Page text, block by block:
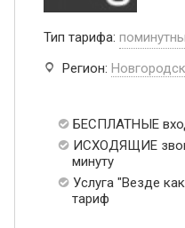
Тип тарифа:
Регион:
БЕСПЛАТНЫЕ
ИСХОДЯЩИЕ
минуту
Услуга "Везде
тариф